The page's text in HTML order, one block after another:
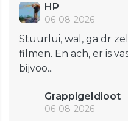
HP
06-08-2026
Stuurlui, wal, ga dr
filmen. En ach, er is
bijvoo...
GrappigeIdioot
06-08-2026